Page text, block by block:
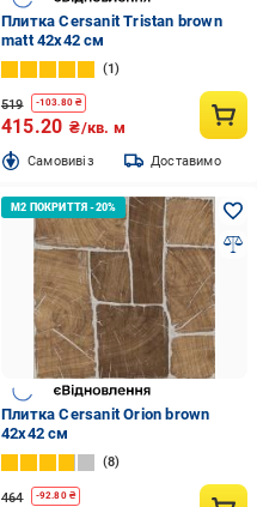
Плитка Cersanit Tristan brown
matt 42x42 см
1
519 -103.80₴
415.20 ₴/кв. м
Cамовивіз Доставимо
Плитка Cersanit Orion brown
42x42 см
8
464 -92.80₴